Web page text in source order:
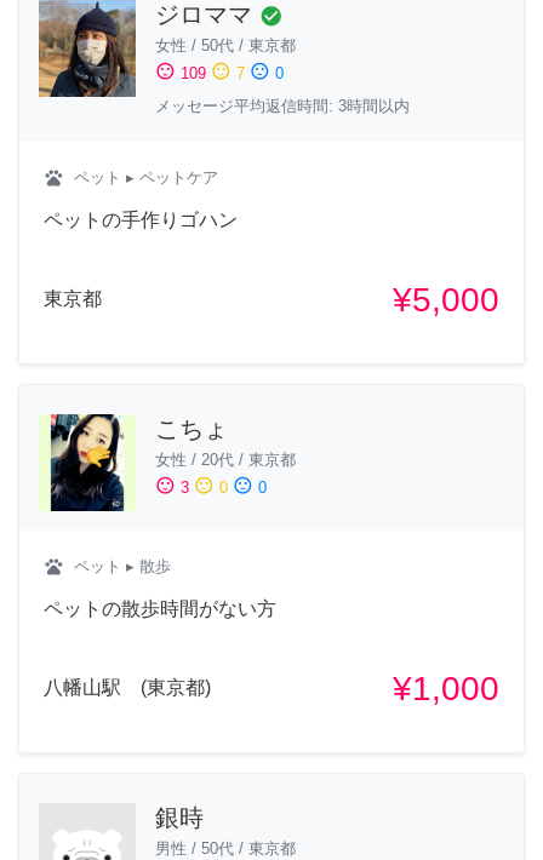
ジロママ check_circle
女性 / 50代 / 東京都
sentiment_satisfied 109 sentiment_neutral 7 sentiment_dissatisfied 0
メッセージ平均返信時間: 3時間以内
pets ペット ▸ ペットケア
ペットの手作りゴハン
東京都 ¥5,000
こちょ
女性 / 20代 / 東京都
sentiment_satisfied 3 sentiment_neutral 0 sentiment_dissatisfied 0
pets ペット ▸ 散歩
ペットの散歩時間がない方
八幡山駅 (東京都) ¥1,000
銀時
男性 / 50代 / 東京都